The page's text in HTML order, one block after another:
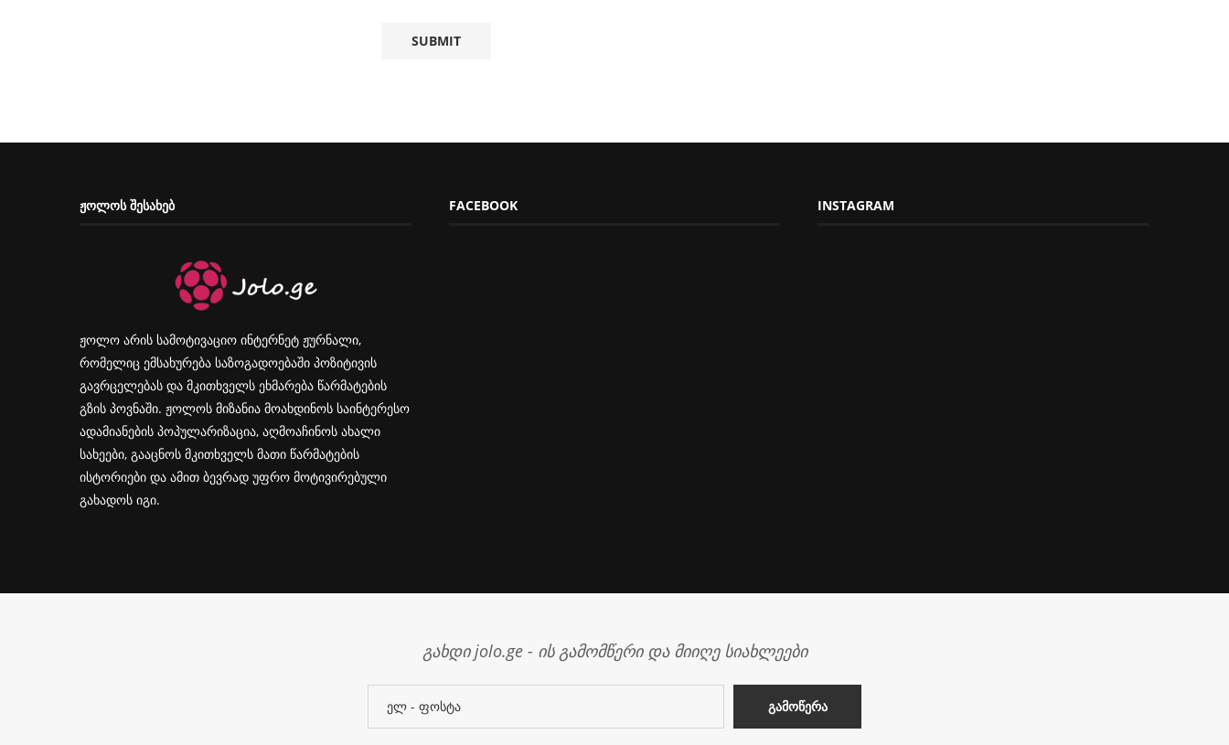
ᲟᲝᲚᲝᲡ ᲨᲔᲡᲐᲮᲔᲑ
ჟოლო არის სამოტივაციო ინტერნეტ ჟურნალი,
რომელიც ემსახურება საზოგადოებაში პოზიტივის
გავრცელებას და მკითხველს ეხმარება წარმატების
გზის პოვნაში. ჟოლოს მიზანია მოახდინოს საინტერესო
ადამიანების პოპულარიზაცია, აღმოაჩინოს ახალი
სახეები, გააცნოს მკითხველს მათი წარმატების
ისტორიები და ამით ბევრად უფრო მოტივირებული
გახადოს იგი.
FACEBOOK INSTAGRAM
გახდი jolo.ge - ის გამომწერი და მიიღე სიახლეები